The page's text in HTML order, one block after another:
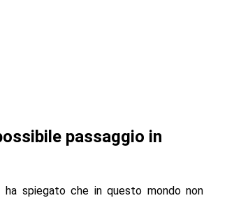
passaggio in
ha spiegato che in questo mondo non